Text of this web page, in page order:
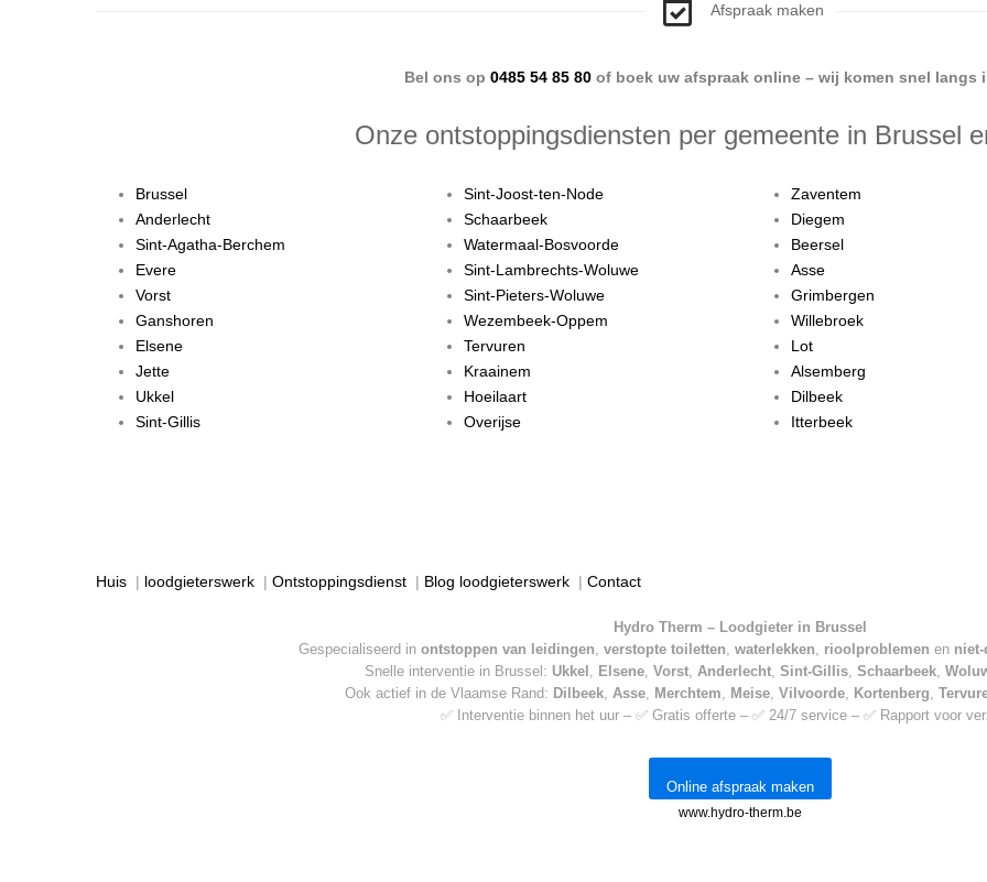
Afspraak maken
Bel ons op 0485 54 85 80 of boek uw afspraak online – wij komen snel langs
Onze ontstoppingsdiensten per gemeente in Brussel
Brussel
Anderlecht
Sint-Agatha-Berchem
Evere
Vorst
Ganshoren
Elsene
Jette
Ukkel
Sint-Gillis
Sint-Joost-ten-Node
Schaarbeek
Watermaal-Bosvoorde
Sint-Lambrechts-Woluwe
Sint-Pieters-Woluwe
Wezembeek-Oppem
Tervuren
Kraainem
Hoeilaart
Overijse
Zaventem
Diegem
Beersel
Asse
Grimbergen
Willebroek
Lot
Alsemberg
Dilbeek
Itterbeek
Huis | loodgieterswerk | Ontstoppingsdienst | Blog loodgieterswerk | Contact
Hydro Therm – Loodgieter in Brussel
Gespecialiseerd in ontstoppen van leidingen, verstopte toiletten, waterlekken, rioolproblemen en
Snelle interventie in Brussel: Ukkel , Elsene, Vorst, Anderlecht, Sint-Gillis, Schaarbeek,
Ook actief in de Vlaamse Rand: Dilbeek, Asse, Merchtem, Meise, Vilvoorde, Kortenberg,
✅ Interventie binnen het uur – ✅ Gratis offerte – ✅ 24/7 service – ✅ Rapport voor
Online afspraak maken
www.hydro-therm.be